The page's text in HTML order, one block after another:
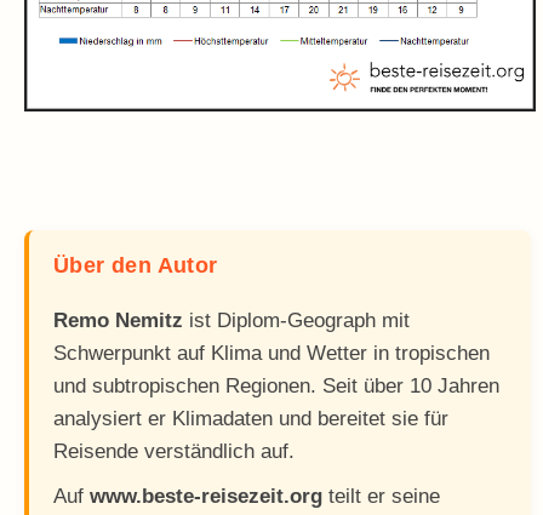
Über den Autor
Remo Nemitz ist Diplom-Geograph mit
Schwerpunkt auf Klima und Wetter in tropischen
und subtropischen Regionen. Seit über 10 Jahren
analysiert er Klimadaten und bereitet sie für
Reisende verständlich auf.
Auf www.beste-reisezeit.org teilt er seine